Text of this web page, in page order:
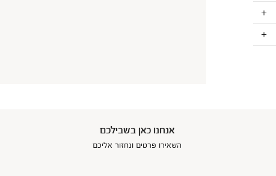
אנחנו כאן בשבילכם
השאירו פרטים ונחזור אליכם